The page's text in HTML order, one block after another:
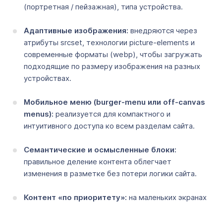
(портретная / пейзажная), типа устройства.
Адаптивные изображения: внедряются через
атрибуты srcset, технологии picture-elements и
современные форматы (webp), чтобы загружать
подходящие по размеру изображения на разных
устройствах.
Мобильное меню (burger-menu или off-canvas
menus): реализуется для компактного и
интуитивного доступа ко всем разделам сайта.
Семантические и осмысленные блоки:
правильное деление контента облегчает
изменения в разметке без потери логики сайта.
Контент «по приоритету»: на маленьких экранах